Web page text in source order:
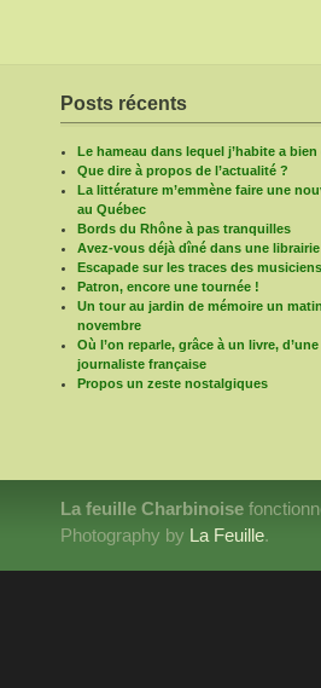
Posts récents
Le hameau dans lequel j’habite a
Que dire à propos de l’actualité ?
La littérature m’emmène faire une
au Québec
Bords du Rhône à pas tranquilles
Avez-vous déjà dîné dans une librairie
Escapade sur les traces des
Patron, encore une tournée !
Un tour au jardin de mémoire un
novembre
Où l’on reparle, grâce à un livre,
journaliste française
Propos un zeste nostalgiques
La feuille Charbinoise
Photography by La Feuille.